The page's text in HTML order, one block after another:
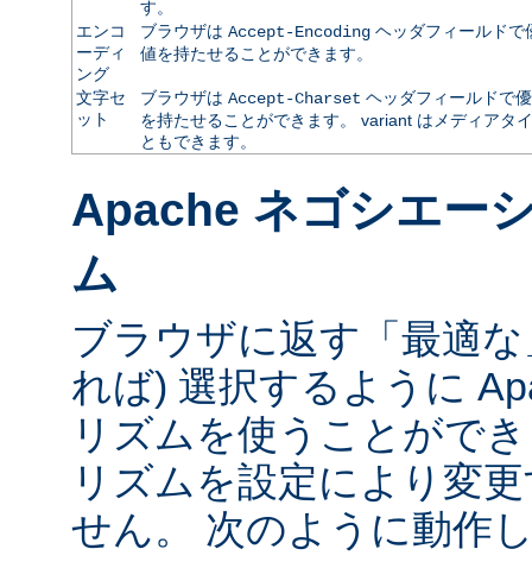
す。
エンコ
ーディ
ング
ブラウザは Accept-Encodingヘッダフィールドで
値を持たせることができます。
文字セ
ット
ブラウザは Accept-Charset ヘッダフィールドで
を持たせることができます。 variant はメディアタ
ともできます。
Apache ネゴシエー
ム
ブラウザに返す「最適
れば) 選択するように
リズムを使うことがで
リズムを設定により変
せん。 次のように動作